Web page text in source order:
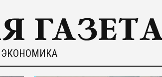
ЭКОНОМИКА